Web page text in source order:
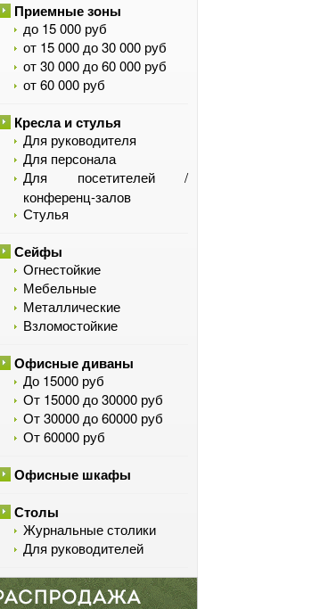
Приемные зоны
до 15 000 руб
от 15 000 до 30 000 руб
от 30 000 до 60 000 руб
от 60 000 руб
Кресла и стулья
Для руководителя
Для персонала
Для посетителей /
конференц-залов
Стулья
Сейфы
Огнестойкие
Мебельные
Металлические
Взломостойкие
Офисные диваны
До 15000 руб
От 15000 до 30000 руб
От 30000 до 60000 руб
От 60000 руб
Офисные шкафы
Столы
Журнальные столики
Для руководителей